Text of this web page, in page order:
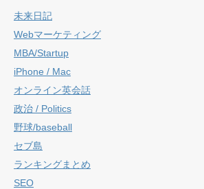
未来日記
Webマーケティング
MBA/Startup
iPhone / Mac
オンライン英会話
政治 / Politics
野球/baseball
セブ島
ランキングまとめ
SEO